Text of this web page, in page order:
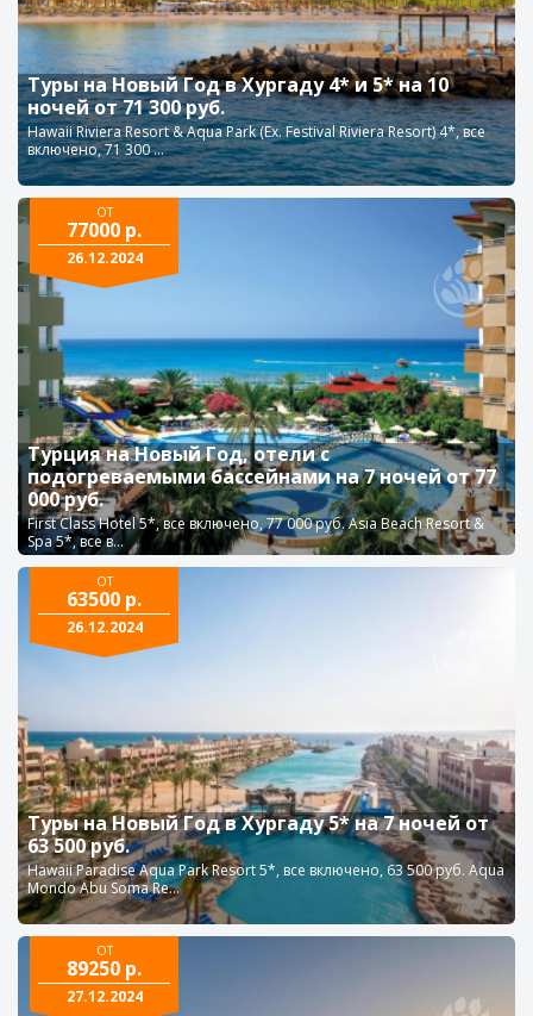
Туры на Новый Год в Хургаду 4* и 5* на 10
ночей от 71 300 руб.
Hawaii Riviera Resort & Aqua Park (Ex. Festival Riviera Resort) 4*, все
включено, 71 300 ...
ОТ
77000 р.
26.12.2024
Турция на Новый Год, отели с
подогреваемыми бассейнами на 7 ночей от 77
000 руб.
First Class Hotel 5*, все включено, 77 000 руб. Asia Beach Resort &
Spa 5*, все в...
ОТ
63500 р.
26.12.2024
Туры на Новый Год в Хургаду 5* на 7 ночей от
63 500 руб.
Hawaii Paradise Aqua Park Resort 5*, все включено, 63 500 руб. Aqua
Mondo Abu Soma Re...
ОТ
89250 р.
27.12.2024